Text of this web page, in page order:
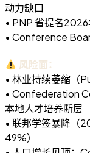
动力缺口
• PNP 省提名
• Conference
风险面：
• 林业持续萎缩（
• Confederation
本地人才培养断层
• 联邦学签暴降（
49%）